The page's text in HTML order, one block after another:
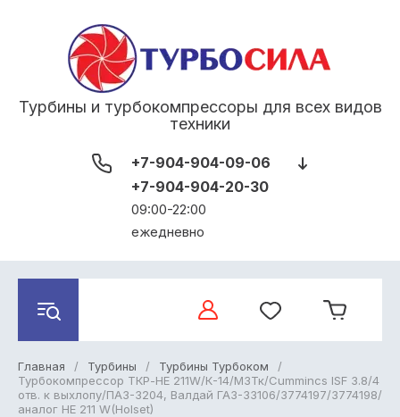
Турбины и турбокомпрессоры для всех видов
техники
+7-904-904-09-06
+7-904-904-20-30
09:00-22:00
ежедневно
Главная / Турбины / Турбины Турбоком
/
Турбокомпрессор ТКР-HE 211W/К-14/МЗТк/Cummincs ISF 3.8/4
отв. к выхлопу/ПАЗ-3204, Валдай ГАЗ-33106/3774197/3774198/
аналог HE 211 W(Holset)